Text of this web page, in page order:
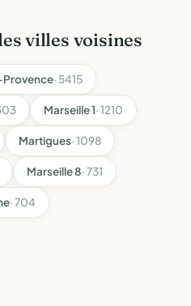
villes voisines
· 5415
Marseille 1· 1210
Martigues· 1098
Marseille 8· 731
· 704